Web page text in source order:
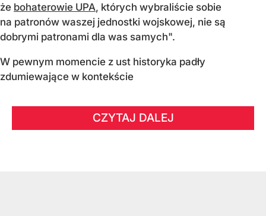
że bohaterowie UPA, których wybraliście sobie
na patronów waszej jednostki wojskowej, nie są
dobrymi patronami dla was samych".
W pewnym momencie z ust historyka padły
zdumiewające w kontekście
CZYTAJ DALEJ